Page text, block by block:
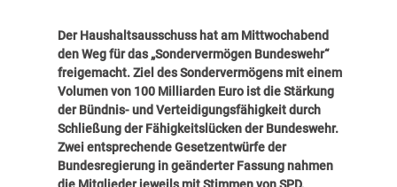
Der Haushaltsausschuss hat am Mittwochabend
den Weg für das „Sondervermögen Bundeswehr“
freigemacht. Ziel des Sondervermögens mit einem
Volumen von 100 Milliarden Euro ist die Stärkung
der Bündnis- und Verteidigungsfähigkeit durch
Schließung der Fähigkeitslücken der Bundeswehr.
Zwei entsprechende Gesetzentwürfe der
Bundesregierung in geänderter Fassung nahmen